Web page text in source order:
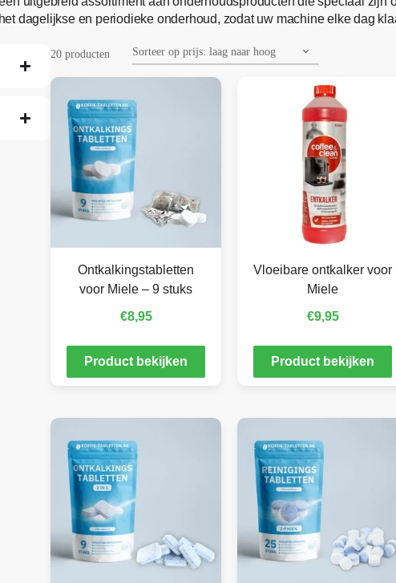
dagelijkse en periodieke onderhoud, zodat uw machine elke dag
20 producten
Ontkalkingstabletten
voor Miele – 9 stuks
€8,95
Product bekijken
Vloeibare ontkalker voor
Miele
€9,95
Product bekijken